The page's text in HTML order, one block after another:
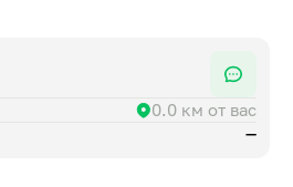
0.0 км от вас
—